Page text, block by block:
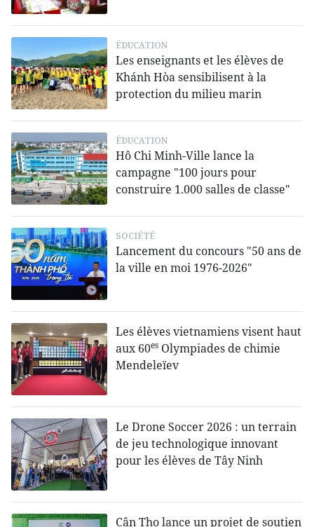
ÉDUCATION
Les enseignants et les élèves de
Khánh Hòa sensibilisent à la
protection du milieu marin
ÉDUCATION
Hô Chi Minh-Ville lance la
campagne "100 jours pour
construire 1.000 salles de classe"
SOCIÉTÉ
Lancement du concours "50 ans de
la ville en moi 1976-2026"
Les élèves vietnamiens visent haut
aux 60es Olympiades de chimie
Mendeleïev
Le Drone Soccer 2026 : un terrain
de jeu technologique innovant
pour les élèves de Tây Ninh
Cân Tho lance un projet de soutien